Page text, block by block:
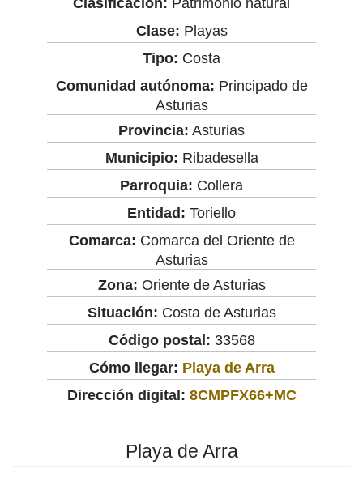
Clase: Playas
Tipo: Costa
Comunidad autónoma: Principado de
Asturias
Provincia: Asturias
Municipio: Ribadesella
Parroquia: Collera
Entidad: Toriello
Comarca: Comarca del Oriente de
Asturias
Zona: Oriente de Asturias
Situación: Costa de Asturias
Código postal: 33568
Cómo llegar: Playa de Arra
Dirección digital: 8CMPFX66+MC
Playa de Arra